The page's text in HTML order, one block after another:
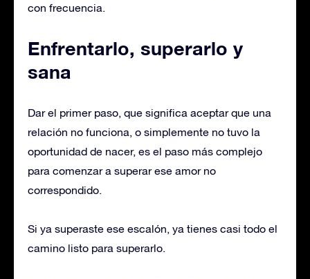
con frecuencia.
Enfrentarlo, superarlo y
sana
Dar el primer paso, que significa aceptar que una
relación no funciona, o simplemente no tuvo la
oportunidad de nacer, es el paso más complejo
para comenzar a superar ese amor no
correspondido.
Si ya superaste ese escalón, ya tienes casi todo el
camino listo para superarlo.